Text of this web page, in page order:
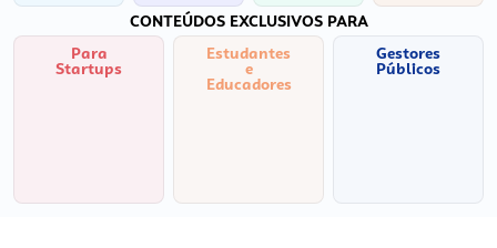
CONTEÚDOS EXCLUSIVOS PARA
Para
Startups
Estudantes
e
Educadores
Gestores
Públicos